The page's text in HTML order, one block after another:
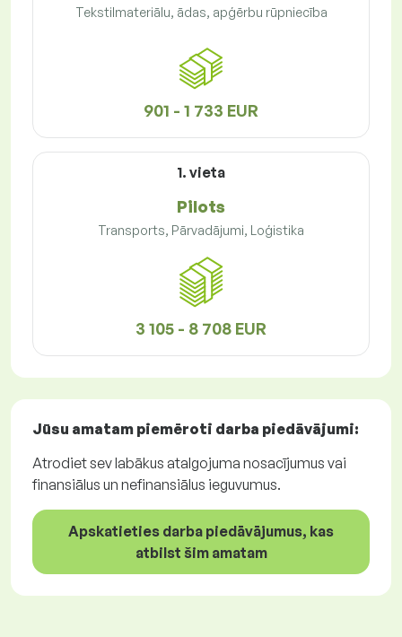
Tekstilmateriālu, ādas, apģērbu rūpniecība
901 - 1 733 EUR
1. vieta
Pilots
Transports, Pārvadājumi, Loģistika
3 105 - 8 708 EUR
Jūsu amatam piemēroti darba piedāvājumi:
Atrodiet sev labākus atalgojuma nosacījumus vai
finansiālus un nefinansiālus ieguvumus.
Apskatieties darba piedāvājumus, kas
atbilst šim amatam